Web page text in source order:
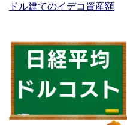
ドル建てのイデコ資産額